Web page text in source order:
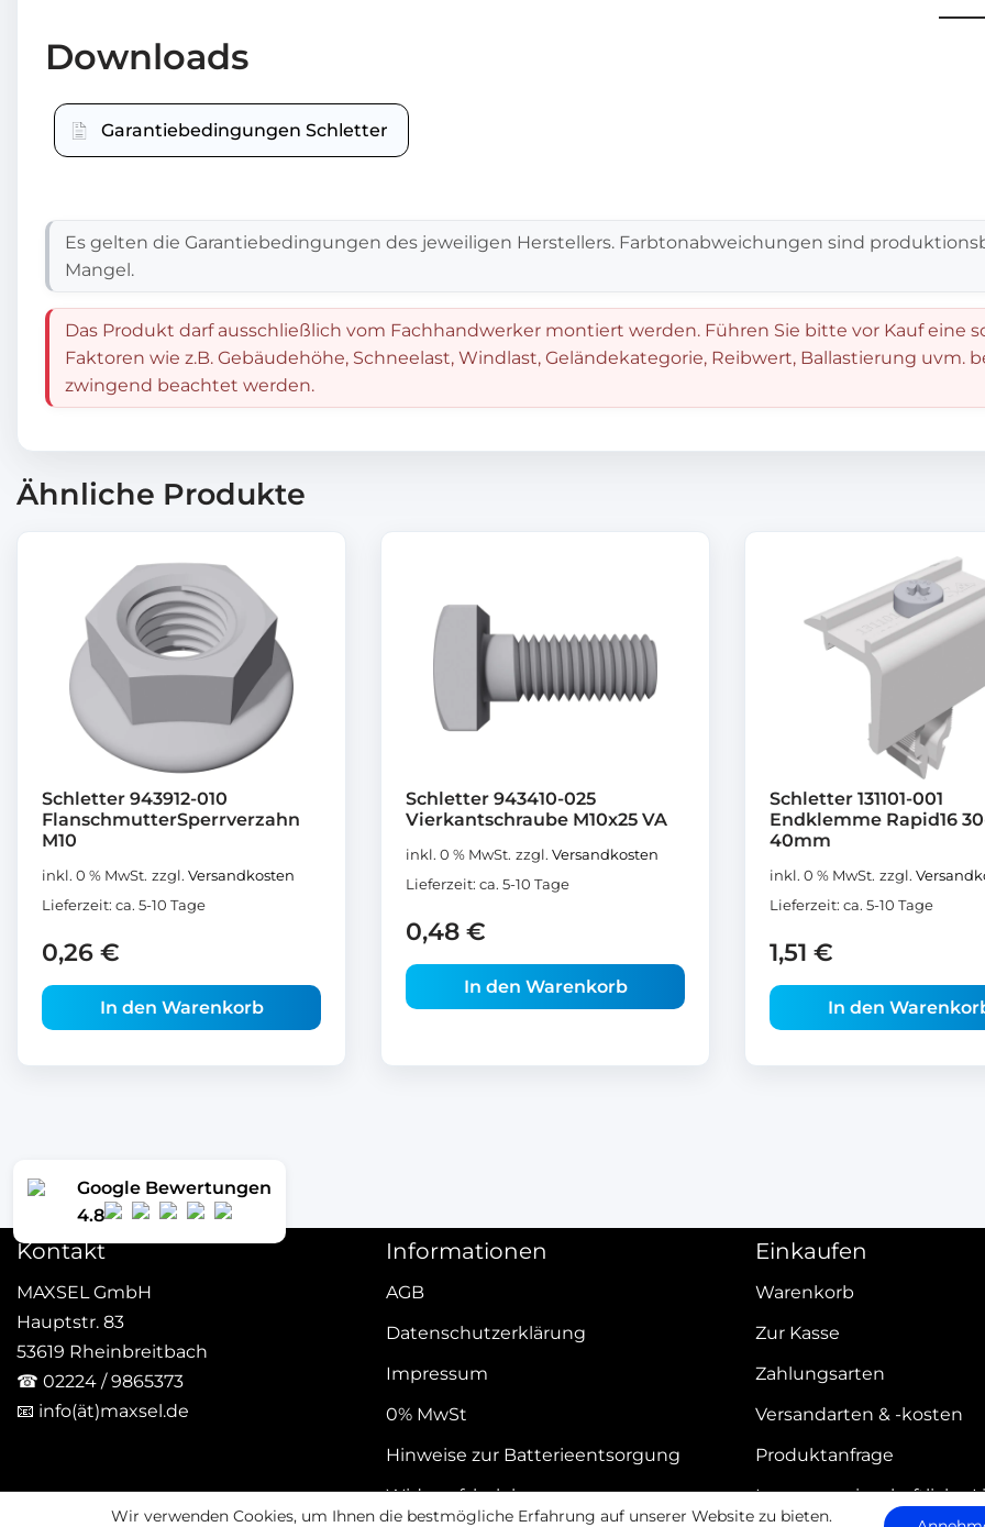
Google Bewertungen
4.8
Downloads
Garantiebedingungen Schletter
Es gelten die Garantiebedingungen des jeweiligen Herstellers. Farbtonabweichungen sind
Mangel.
Das Produkt darf ausschließlich vom Fachhandwerker montiert werden. Führen Sie bitte vor Kauf eine
Faktoren wie z.B. Gebäudehöhe, Schneelast, Windlast, Geländekategorie, Reibwert, Ballastierung
zwingend beachtet werden.
Ähnliche Produkte
Schletter 943912-010
FlanschmutterSperrverzahn
M10
inkl. 0 % MwSt. zzgl. Versandkosten
Lieferzeit: ca. 5-10 Tage
0,26 €
In den Warenkorb
Schletter 943410-025
Vierkantschraube M10x25 VA
inkl. 0 % MwSt. zzgl. Versandkosten
Lieferzeit: ca. 5-10 Tage
0,48 €
In den Warenkorb
Schletter 131101-001
Endklemme Rapid16
40mm
inkl. 0 % MwSt. zzgl.
Lieferzeit: ca. 5-10 Tage
1,51 €
In den
Kontakt
MAXSEL GmbH
Hauptstr. 83
53619 Rheinbreitbach
☎ 02224 / 9865373
📧 info(ät)maxsel.de
Informationen
AGB
Datenschutzerklärung
Impressum
0% MwSt
Hinweise zur Batterieentsorgung
Widerrufsbelehrung
Einkaufen
Warenkorb
Zur Kasse
Zahlungsarten
Versandarten & -kosten
Produktanfrage
Innergemeinschaftliche
Wir verwenden Cookies, um Ihnen die bestmögliche Erfahrung auf unserer Website zu bieten.